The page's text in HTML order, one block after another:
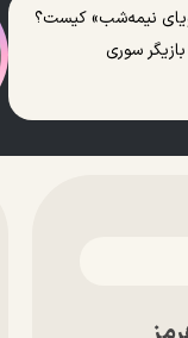
نیمه‌شب» کیست؟
بازیگر سوری